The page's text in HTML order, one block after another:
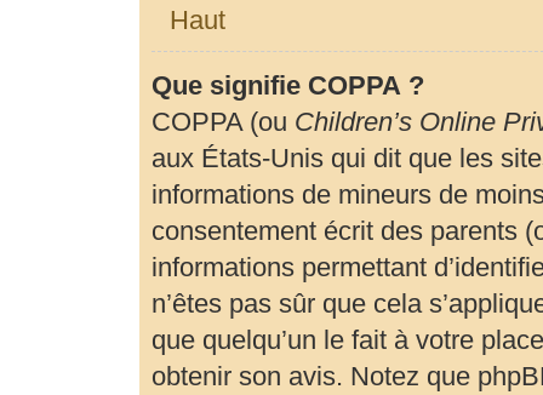
Haut
Que signifie COPPA ?
COPPA (ou Children’s Online
aux États-Unis qui dit que les
informations de mineurs de
consentement écrit des parents
informations permettant
n’êtes pas sûr que cela
que quelqu’un le fait à votre
obtenir son avis. Notez que